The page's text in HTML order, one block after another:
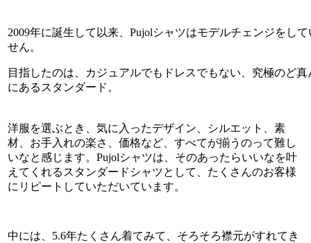
2009年に誕生して以来、Pujolシャツはモデルチェンジをして
せん。
目指したのは、カジュアルでもドレスでもない、究極のど真
にあるスタンダード。
洋服を選ぶとき、気に入ったデザイン、シルエット、素
材、お手入れの楽さ、価格など、すべてが揃うのって難し
いなと感じます。Pujolシャツは、そのあったらいいなを叶
えてくれるスタンダードシャツとして、たくさんのお客様
にリピートしていただいています。
中には、5.6年たくさん着てみて、そろそろ襟元がすれてき